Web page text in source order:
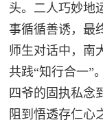
头。二人巧妙地
事循循善诱，最
师生对话中，南
共践“知行合一”
四爷的固执私念
阻到悟透存仁心